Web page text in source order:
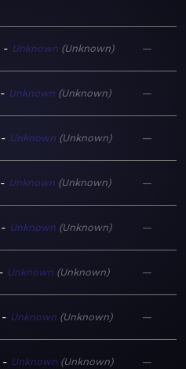
Unknown Unknown —
Unknown Unknown —
Unknown Unknown —
Unknown Unknown —
Unknown Unknown —
Unknown Unknown —
Unknown Unknown —
Unknown Unknown —